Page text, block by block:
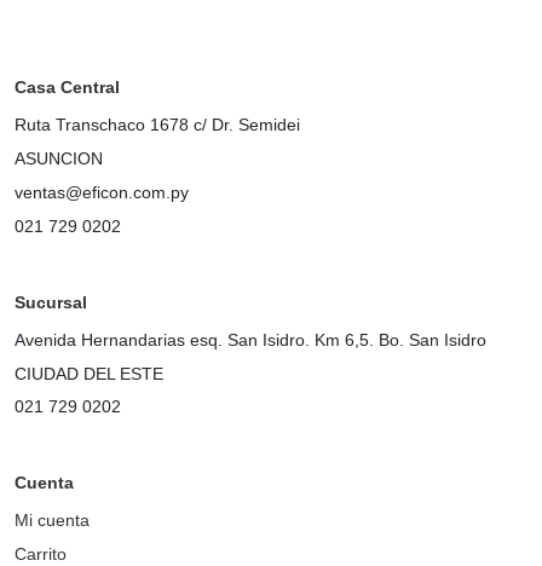
Casa Central
Ruta Transchaco 1678 c/ Dr. Semidei
ASUNCION
ventas@eficon.com.py
021 729 0202
Sucursal
Avenida Hernandarias esq. San Isidro. Km 6,5. Bo. San Isidro
CIUDAD DEL ESTE
021 729 0202
Cuenta
Mi cuenta
Carrito